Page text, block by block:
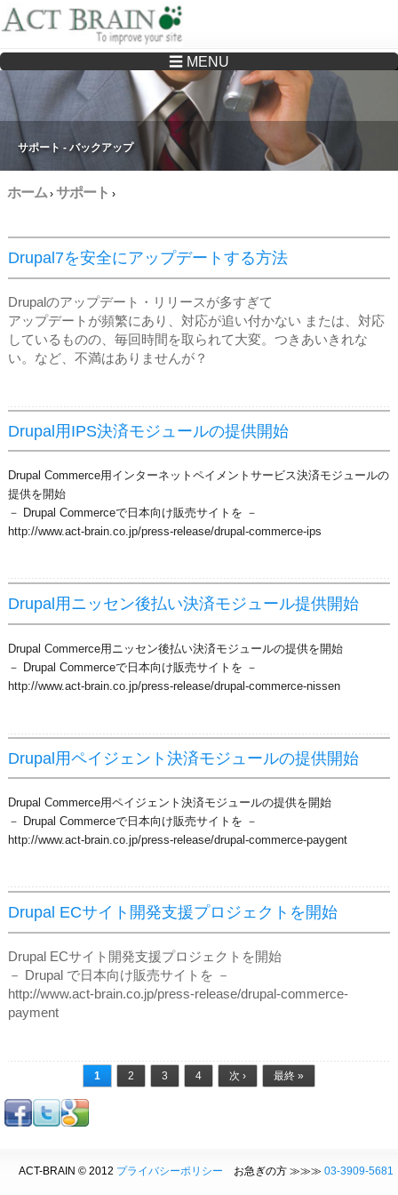
Drupalサイトの制作・保守をどこに頼んでいいか分からない方へ…まずはご相談く
ださい
☰ MENU
サポート - バックアップ
ホーム› サポート ›
Drupal7を安全にアップデートする方法
Drupalのアップデート・リリースが多すぎて
アップデートが頻繁にあり、対応が追い付かない または、対応
しているものの、毎回時間を取られて大変。つきあいきれな
い。など、不満はありませんが？
Drupal用IPS決済モジュールの提供開始
Drupal Commerce用インターネットペイメントサービス決済モジュールの
提供を開始
－ Drupal Commerceで日本向け販売サイトを －
http://www.act-brain.co.jp/press-release/drupal-commerce-ips
Drupal用ニッセン後払い決済モジュール提供開始
Drupal Commerce用ニッセン後払い決済モジュールの提供を開始
－ Drupal Commerceで日本向け販売サイトを －
http://www.act-brain.co.jp/press-release/drupal-commerce-nissen
Drupal用ペイジェント決済モジュールの提供開始
Drupal Commerce用ペイジェント決済モジュールの提供を開始
－ Drupal Commerceで日本向け販売サイトを －
http://www.act-brain.co.jp/press-release/drupal-commerce-paygent
Drupal ECサイト開発支援プロジェクトを開始
Drupal ECサイト開発支援プロジェクトを開始
－ Drupal で日本向け販売サイトを －
http://www.act-brain.co.jp/press-release/drupal-commerce-
payment
1 2 3 4 次 › 最終 »
ACT-BRAIN © 2012 プライバシーポリシー お急ぎの方 ≫≫≫ 03-3909-5681